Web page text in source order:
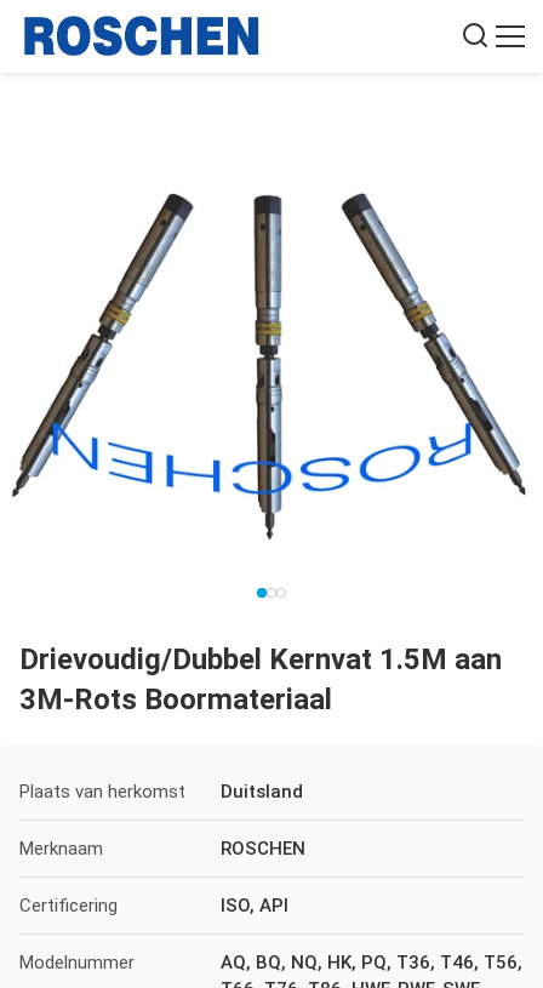
Drievoudig/Dubbel Kernvat 1.5M aan
3M-Rots Boormateriaal
Plaats van herkomst Duitsland
Merknaam ROSCHEN
Certificering ISO, API
Modelnummer
AQ, BQ, NQ, HK, PQ, T36, T46, T56,